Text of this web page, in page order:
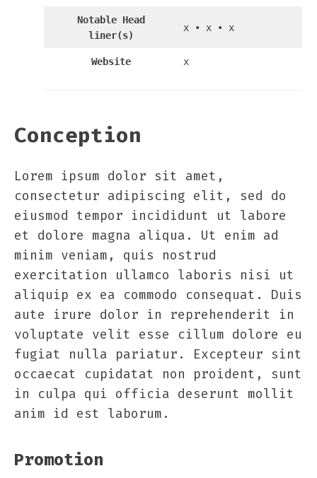
Notable Head
liner(s)
x • x • x
Website x
Conception
Lorem ipsum dolor sit amet,
consectetur adipiscing elit, sed do
eiusmod tempor incididunt ut labore
et dolore magna aliqua. Ut enim ad
minim veniam, quis nostrud
exercitation ullamco laboris nisi ut
aliquip ex ea commodo consequat. Duis
aute irure dolor in reprehenderit in
voluptate velit esse cillum dolore eu
fugiat nulla pariatur. Excepteur sint
occaecat cupidatat non proident, sunt
in culpa qui officia deserunt mollit
anim id est laborum.
Promotion